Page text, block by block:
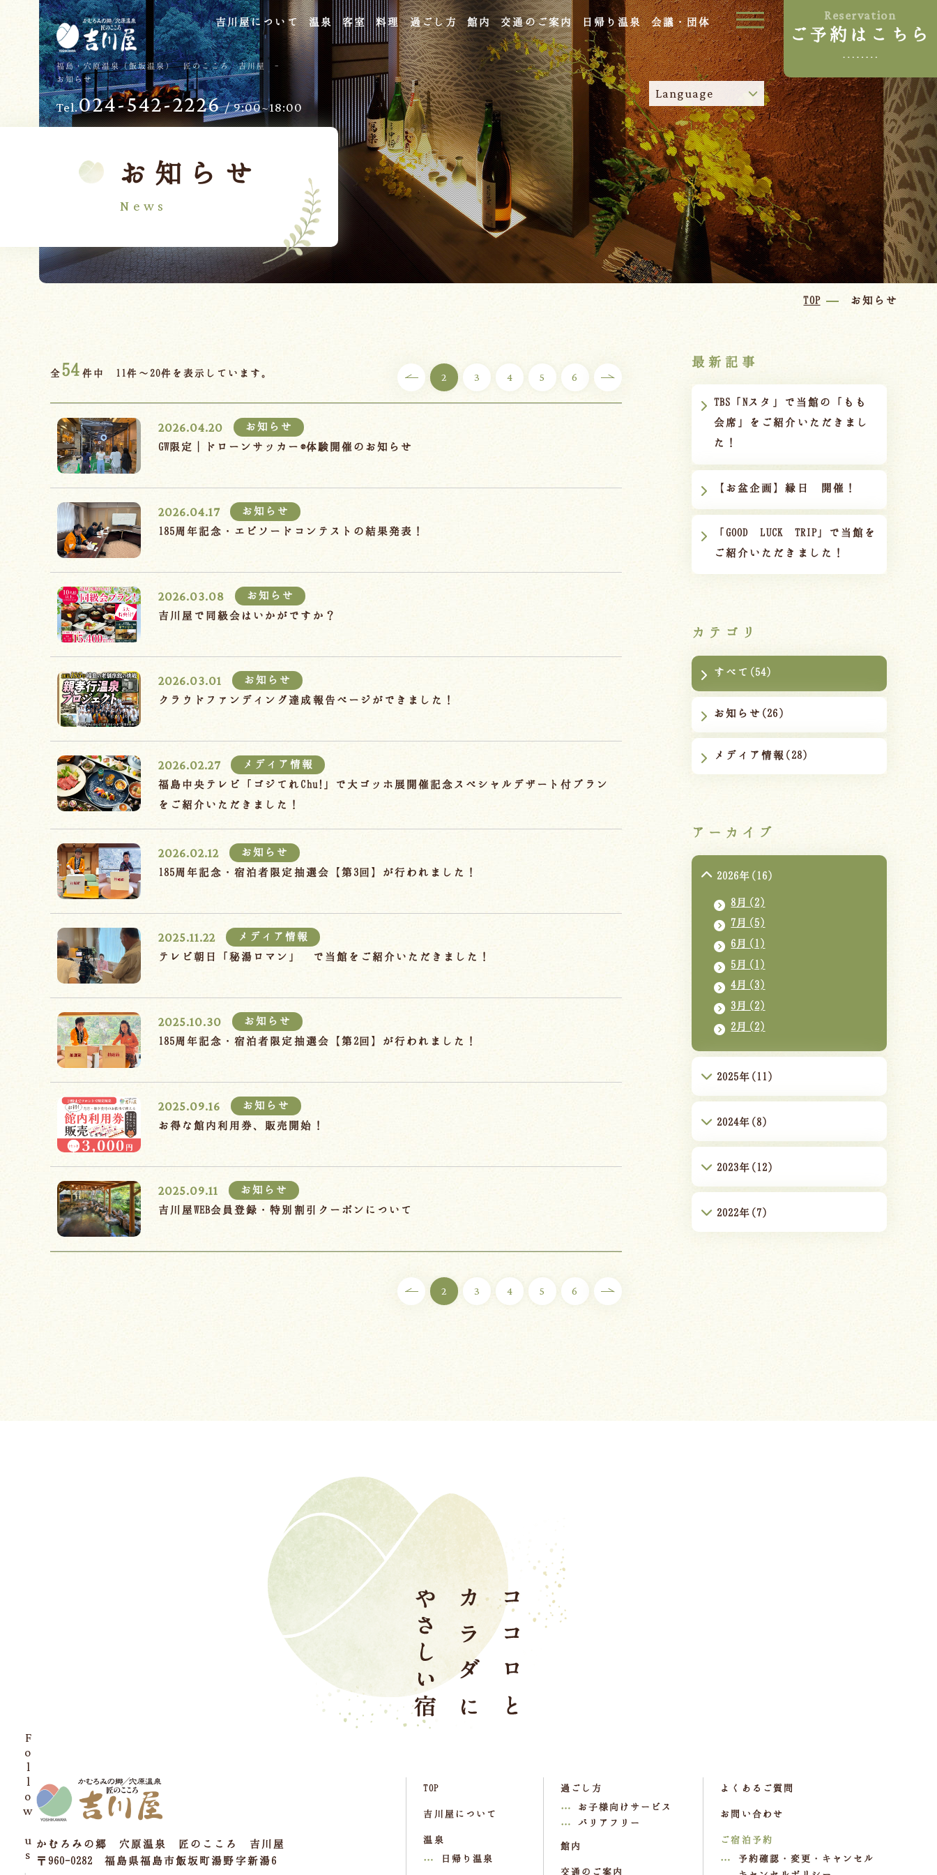
福島・穴原温泉（飯坂温泉） 匠のこころ 吉川屋 -
お知らせ
吉川屋について 温泉 客室 料理 過ごし方 館内 交通のご案内 日帰り温泉 会議・団体 Reservation
ご予約はこちら
Language
Tel.024-542-2226/ 9:00~18:00
お知らせ
News
TOP お知らせ
全 54 件中 11件～20件を表示しています。 2 3 4 5 6
2026.04.20
お知らせ
GW限定｜ドローンサッカー®体験開催のお知らせ
2026.04.17
お知らせ
185周年記念・エピソードコンテストの結果発表！
2026.03.08
お知らせ
吉川屋で同級会はいかがですか？
2026.03.01
お知らせ
クラウドファンディング達成報告ページができました！
2026.02.27
メディア情報
福島中央テレビ「ゴジてれChu!」で大ゴッホ展開催記念スペシャルデザート付プラン
をご紹介いただきました！
2026.02.12
お知らせ
185周年記念・宿泊者限定抽選会【第3回】が行われました！
2025.11.22
メディア情報
テレビ朝日「秘湯ロマン」 で当館をご紹介いただきました！
2025.10.30
お知らせ
185周年記念・宿泊者限定抽選会【第2回】が行われました！
2025.09.16
お知らせ
お得な館内利用券、販売開始！
2025.09.11
お知らせ
吉川屋WEB会員登録・特別割引クーポンについて
2 3 4 5 6
最新記事
TBS「Nスタ」で当館の「もも
会席」をご紹介いただきまし
た！
【お盆企画】縁日 開催！
「GOOD LUCK TRIP」で当館を
ご紹介いただきました！
カテゴリ
すべて(54)
お知らせ(26)
メディア情報(28)
アーカイブ
2026年(16)
8月(2)
7月(5)
6月(1)
5月(1)
4月(3)
3月(2)
2月(2)
2025年(11)
2024年(8)
2023年(12)
2022年(7)
かむろみの郷 穴原温泉 匠のこころ 吉川屋
〒960-0282 福島県福島市飯坂町湯野字新湯6
TOP
吉川屋について
温泉
日帰り温泉
過ごし方
お子様向けサービス
バリアフリー
館内
交通のご案内
よくあるご質問
お問い合わせ
ご宿泊予約
予約確認・変更・キャンセル
Follow us
TOP
吉川屋について
温泉
せせらぎの杜
過ごし方
お子様向けサービス
バリアフリー
交通のご案内
吉川屋で過ごす特別な日
よくあるご質問
お問い合わせ
ご宿泊予約
予約確認・変更・キャンセル
キャンセルポリシー
宿泊約款
オンラインショップ
吉川屋×温泉むすめ
Follow us
ご宿泊プラン
お部屋からプランを選ぶ
空室カレンダーから選ぶ
Tel.024-542-2226/
9:00~18:00
Language